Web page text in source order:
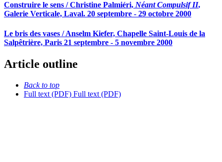
Construire le sens / Christine Palmiéri, Néant Compulsif II,
Galerie Verticale, Laval. 20 septembre - 29 octobre 2000
Le bris des vases / Anselm Kiefer, Chapelle Saint-Louis de la
Salpêtrière, Paris 21 septembre - 5 novembre 2000
Article outline
Back to top
Full text (PDF) Full text (PDF)